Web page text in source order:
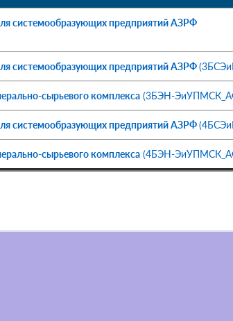
системообразующих предприятий АЗРФ
системообразующих предприятий АЗРФ
сырьевого комплекса (3БЭН-
системообразующих предприятий АЗРФ
сырьевого комплекса (4БЭН-